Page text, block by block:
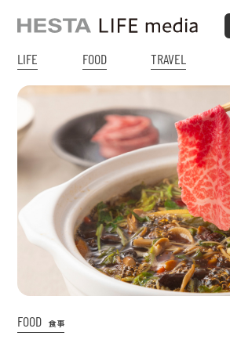
LIFE FOOD TRAVEL
FOOD 食事